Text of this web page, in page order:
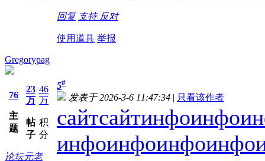
回复 支持 反对
使用道具 举报
Gregorypag
76
主
题
23
万
帖
子
46
万
积
分
论坛元老
5#
发表于 2026-3-6 11:47:34 | 只看该作者
сайтсайтинфоинфо
инфоинфоинфоинфо